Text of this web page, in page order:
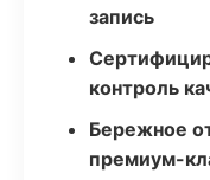
запись
контроль
Бережное
премиум-